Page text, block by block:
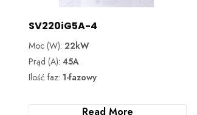
SV220iG5A-4
Moc (W): 22kW
Prąd (A): 45A
Ilość faz: 1-fazowy
Read More